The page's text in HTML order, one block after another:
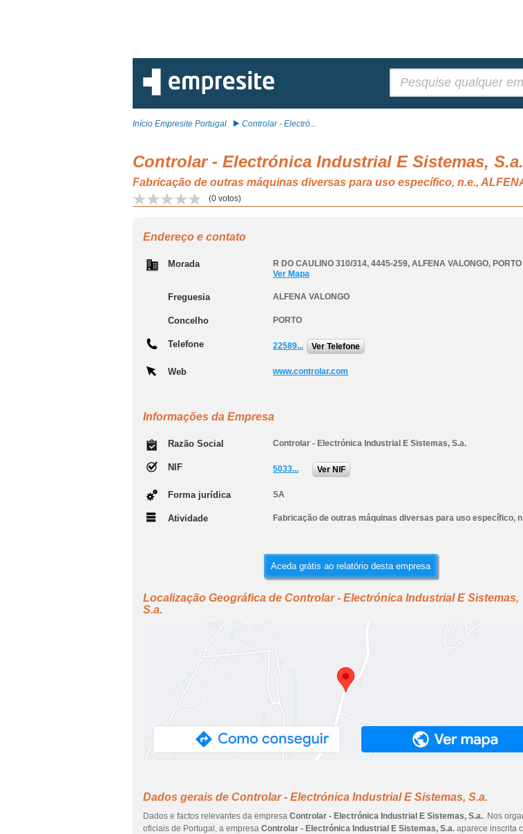
Início Empresite Portugal Controlar - Electró...
Controlar - Electrónica Industrial E Sistemas, S.a.
Fabricação de outras máquinas diversas para uso específico, n.e.,
(0 votos)
Endereço e contato
Morada R DO CAULINO 310/314, 4445-259, ALFENA VALONGO, PORTO
Ver Mapa
Freguesia ALFENA VALONGO
Concelho PORTO
Telefone 22589... Ver Telefone
Web www.controlar.com
Informações da Empresa
Razão Social Controlar - Electrónica Industrial E Sistemas, S.a.
NIF 5033... Ver NIF
Forma jurídica SA
Atividade Fabricação de outras máquinas diversas para uso específico,
Aceda grátis ao relatório desta empresa
Localização Geográfica de Controlar - Electrónica Industrial E Sistemas,
S.a.
Dados gerais de Controlar - Electrónica Industrial E Sistemas, S.a.
Dados e factos relevantes da empresa Controlar - Electrónica Industrial E Sistemas, S.a.. Nos
oficiais de Portugal, a empresa Controlar - Electrónica Industrial E Sistemas, S.a. aparece inscrita